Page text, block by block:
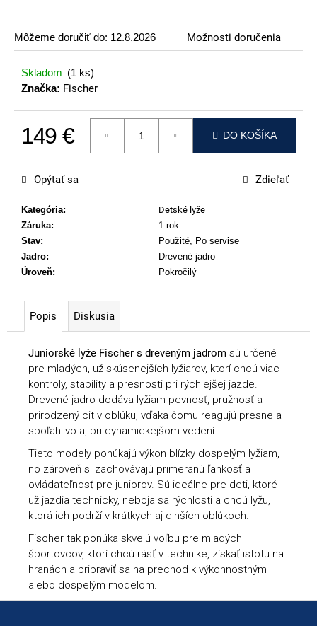
Môžeme doručiť do: 12.8.2026 Možnosti doručenia
Skladom (1 ks)
Značka: Fischer
149 €
Jednotková cena:
DO KOŠÍKA
Kategória:
Detské lyže
Záruka:
1 rok
Stav:
Použité, Po servise
Jadro:
Drevené jadro
Úroveň: Pokročilý
Opýtať sa Zdieľať
Popis Diskusia
Juniorské lyže Fischer s dreveným jadrom sú určené
pre mladých, už skúsenejších lyžiarov, ktorí chcú viac
kontroly, stability a presnosti pri rýchlejšej jazde.
Drevené jadro dodáva lyžiam pevnosť, pružnosť a
prirodzený cit v oblúku, vďaka čomu reagujú presne a
spoľahlivo aj pri dynamickejšom vedení.
Tieto modely ponúkajú výkon blízky dospelým lyžiam,
no zároveň si zachovávajú primeranú ľahkosť a
ovládateľnosť pre juniorov. Sú ideálne pre deti, ktoré
už jazdia technicky, neboja sa rýchlosti a chcú lyžu,
ktorá ich podrží v krátkych aj dlhších oblúkoch.
Fischer tak ponúka skvelú voľbu pre mladých
športovcov, ktorí chcú rásť v technike, získať istotu na
hranách a pripraviť sa na prechod k výkonnostným
alebo dospelým modelom.
o
r
ú
č
e
ATOMIC
REDSTER
J2(SPORT
EDITION)
89